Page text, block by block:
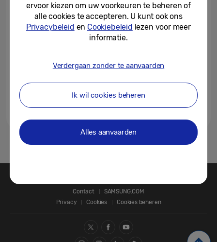
Nieuwste Samsung Gear VR
beschikbaar in Nederland
Samsung en Oculus lanceren
1
Contact
SAMSUNG.COM
Privacy
Cookies Cookies beheren
ervoor kiezen om uw voorkeuren te beheren of
alle cookies te accepteren. U kunt ook ons
Privacybeleid en Cookiebeleid lezen voor meer
informatie.
Verdergaan zonder te aanvaarden
Ik wil cookies beheren
Alles aanvaarden